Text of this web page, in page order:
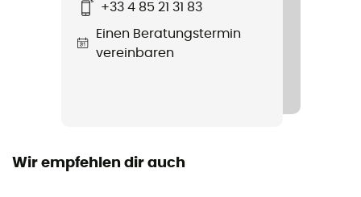
Technologien
+33 4 85 21 31 83
Einen Beratungstermin
vereinbaren
Wir empfehlen dir auch